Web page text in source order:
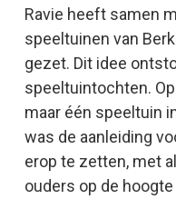
Ravie heeft samen
speeltuinen van
gezet. Dit idee
speeltuintochten.
maar één speeltuin
was de aanleiding
erop te zetten, met
ouders op de